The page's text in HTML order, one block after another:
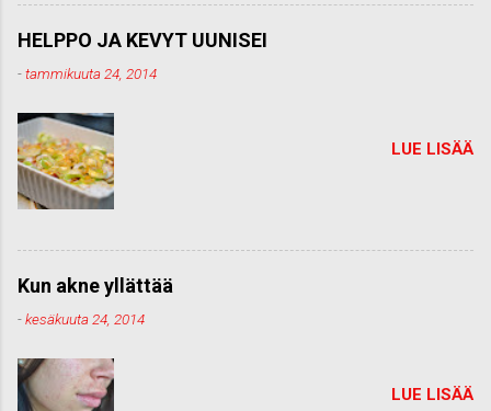
HELPPO JA KEVYT UUNISEI
-tammikuuta 24, 2014
LUE LISÄÄ
Kun akne yllättää
-kesäkuuta 24, 2014
LUE LISÄÄ